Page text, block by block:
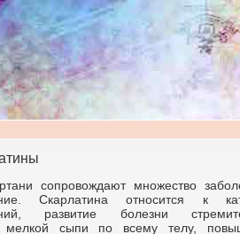
сопровождают множество
Скарлатина относится к
развитие болезни
мелкой сыпи по всему телу,